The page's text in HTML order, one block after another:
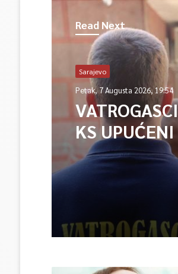
Read Next
Sarajevo
Petak, 7 Augusta 2026, 19:54
KS
ISPOMOĆ U